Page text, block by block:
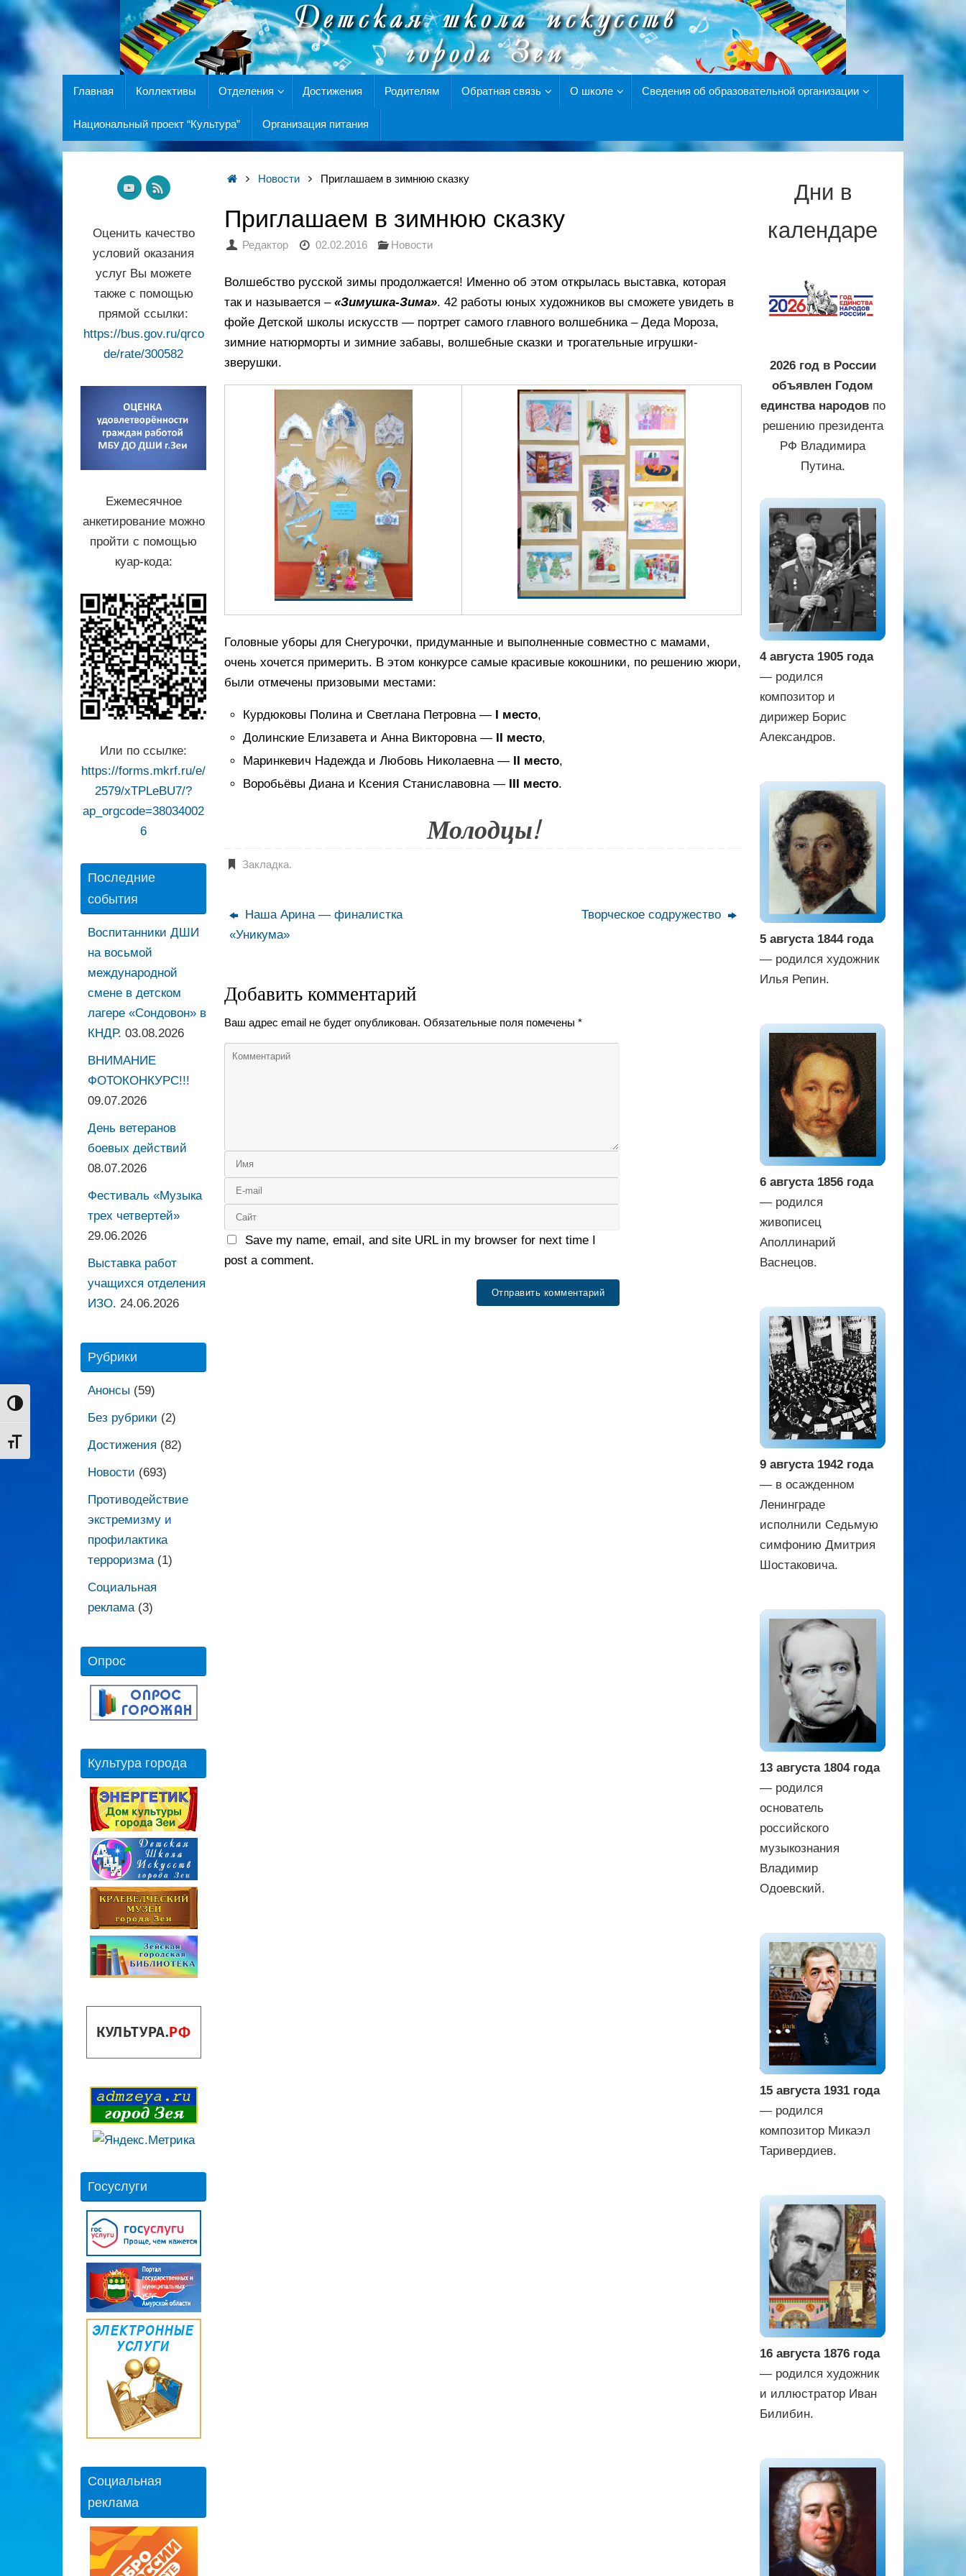
Переключить на высокую контрастность
Переключить на увеличенный шрифт
Главная Коллективы Отделения Достижения Родителям Обратная связь О школе Сведения об образовательной организации
Национальный проект “Культура” Организация питания
Новости Приглашаем в зимнюю сказку
Приглашаем в зимнюю сказку
Редактор 02.02.2016 Новости
Волшебство русской зимы продолжается! Именно об этом открылась выставка, которая
так и называется – «Зимушка-Зима». 42 работы юных художников вы сможете увидеть в
фойе Детской школы искусств — портрет самого главного волшебника – Деда Мороза,
зимние натюрморты и зимние забавы, волшебные сказки и трогательные игрушки-
зверушки.
Головные уборы для Снегурочки, придуманные и выполненные совместно с мамами,
очень хочется примерить. В этом конкурсе самые красивые кокошники, по решению жюри,
были отмечены призовыми местами:
Курдюковы Полина и Светлана Петровна — I место,
Долинские Елизавета и Анна Викторовна — II место,
Маринкевич Надежда и Любовь Николаевна — II место,
Воробьёвы Диана и Ксения Станиславовна — III место.
Молодцы!
Закладка.
Наша Арина — финалистка
«Уникума»
Творческое содружество
Добавить комментарий
Ваш адрес email не будет опубликован. Обязательные поля помечены *
Save my name, email, and site URL in my browser for next time I
post a comment.
Оценить качество
условий оказания
услуг Вы можете
также с помощью
прямой ссылки:
https://bus.gov.ru/qrco
de/rate/300582
Ежемесячное
анкетирование можно
пройти с помощью
куар-кода:
Или по ссылке:
https://forms.mkrf.ru/e/
2579/xTPLeBU7/?
ap_orgcode=38034002
6
Последние
события
Воспитанники ДШИ
на восьмой
международной
смене в детском
лагере «Сондовон» в
КНДР. 03.08.2026
ВНИМАНИЕ
ФОТОКОНКУРС!!!
09.07.2026
День ветеранов
боевых действий
08.07.2026
Фестиваль «Музыка
трех четвертей»
29.06.2026
Выставка работ
учащихся отделения
ИЗО. 24.06.2026
Рубрики
Анонсы (59)
Без рубрики (2)
Достижения (82)
Новости (693)
Противодействие
экстремизму и
профилактика
терроризма(1)
Социальная
реклама(3)
Опрос
Культура города
Госуслуги
Социальная
реклама
Дни в
календаре
2026 год в России
объявлен Годом
единства народовпо
решению президента
РФ Владимира
Путина.
4 августа 1905 года
— родился
композитор и
дирижер Борис
Александров.
5 августа 1844 года
— родился художник
Илья Репин.
6 августа 1856 года
— родился
живописец
Аполлинарий
Васнецов.
9 августа 1942 года
— в осажденном
Ленинграде
исполнили Седьмую
симфонию Дмитрия
Шостаковича.
13 августа 1804 года
— родился
основатель
российского
музыкознания
Владимир
Одоевский.
15 августа 1931 года
— родился
композитор Микаэл
Таривердиев.
16 августа 1876 года
— родился художник
и иллюстратор Иван
Билибин.